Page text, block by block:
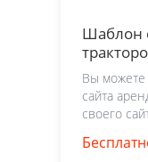
Шаблон
Вы можете
сайта
своего